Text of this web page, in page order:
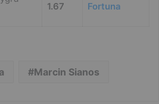
1.67 Fortuna
Marcin Sianos